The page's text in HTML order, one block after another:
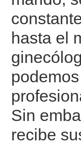
hasta el
Sin
recibe